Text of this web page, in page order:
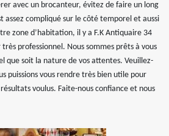
avec un brocanteur, évitez de faire un long
assez compliqué sur le côté temporel et aussi
zone d’habitation, il y a F.K Antiquaire 34
professionnel. Nous sommes prêts à vous
que soit la nature de vos attentes. Veuillez-
puissions vous rendre très bien utile pour
voulus. Faite-nous confiance et nous